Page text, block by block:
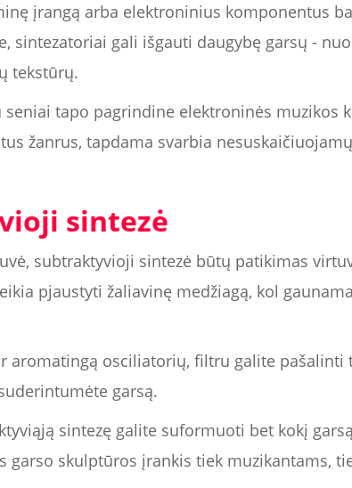
įrangą arba elektroninius komponentus
sintezatoriai gali išgauti daugybę garsų -
tekstūrų.
seniai tapo pagrindine elektroninės muzikos
žanrus, tapdama svarbia
sintezė
subtraktyvioji sintezė būtų patikimas
pjaustyti žaliavinę medžiagą, kol
aromatingą osciliatorių, filtru galite
garsą.
sintezę galite suformuoti bet kokį
garso skulptūros įrankis tiek muzikantams,